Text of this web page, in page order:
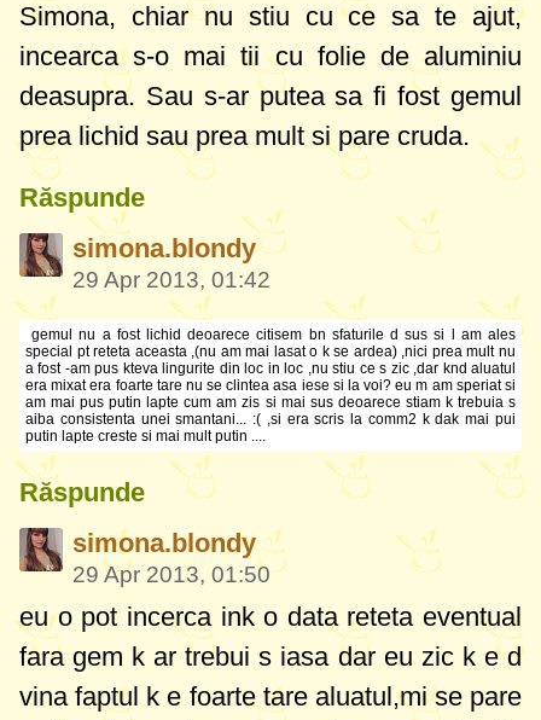
Simona, chiar nu stiu cu ce sa te ajut,
incearca s-o mai tii cu folie de aluminiu
deasupra. Sau s-ar putea sa fi fost gemul
prea lichid sau prea mult si pare cruda.
Răspunde
simona.blondy
29 Apr 2013, 01:42
gemul nu a fost lichid deoarece citisem bn sfaturile d sus si l am ales
special pt reteta aceasta ,(nu am mai lasat o k se ardea) ,nici prea mult nu
a fost -am pus kteva lingurite din loc in loc ,nu stiu ce s zic ,dar knd aluatul
era mixat era foarte tare nu se clintea asa iese si la voi? eu m am speriat si
am mai pus putin lapte cum am zis si mai sus deoarece stiam k trebuia s
aiba consistenta unei smantani... :( ,si era scris la comm2 k dak mai pui
putin lapte creste si mai mult putin ....
Răspunde
simona.blondy
29 Apr 2013, 01:50
eu o pot incerca ink o data reteta eventual
fara gem k ar trebui s iasa dar eu zic k e d
vina faptul k e foarte tare aluatul,mi se pare